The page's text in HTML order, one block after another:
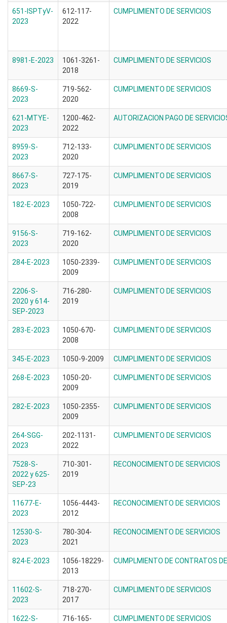
651-ISPTyV-
2023
612-117-
2022
CUMPLIMIENTO DE SERVICIOS
8981-E-2023
1061-3261-
2018
CUMPLIMIENTO DE SERVICIOS
8669-S-
2023
719-562-
2020
CUMPLIMIENTO DE SERVICIOS
621-MTYE-
2023
1200-462-
2022
AUTORIZACION PAGO DE
8959-S-
2023
712-133-
2020
CUMPLIMIENTO DE SERVICIOS
8667-S-
2023
727-175-
2019
CUMPLIMIENTO DE SERVICIOS
182-E-2023
1050-722-
2008
CUMPLIMIENTO DE SERVICIOS
9156-S-
2023
719-162-
2020
CUMPLIMIENTO DE SERVICIOS
284-E-2023
1050-2339-
2009
CUMPLIMIENTO DE SERVICIOS
2206-S-
2020 y 614-
SEP-2023
716-280-
2019
CUMPLIMIENTO DE SERVICIOS
283-E-2023
1050-670-
2008
CUMPLIMIENTO DE SERVICIOS
345-E-2023 1050-9-2009 CUMPLIMIENTO DE SERVICIOS
268-E-2023
1050-20-
2009
CUMPLIMIENTO DE SERVICIOS
282-E-2023
1050-2355-
2009
CUMPLIMIENTO DE SERVICIOS
264-SGG-
2023
202-1131-
2022
CUMPLIMIENTO DE SERVICIOS
7528-S-
2022 y 625-
SEP-23
710-301-
2019
RECONOCIMIENTO DE SERVICIOS
11677-E-
2023
1056-4443-
2012
RECONOCIMIENTO DE SERVICIOS
12530-S-
2023
780-304-
2021
RECONOCIMIENTO DE SERVICIOS
824-E-2023
1056-18229-
2013
CUMPLMIENTO DE CONTRATOS
11602-S-
2023
718-270-
2017
CUMPLIMIENTO DE SERVICIOS
1622-S-
716-165-
CUMPLIMIENTO DE SERVICIOS